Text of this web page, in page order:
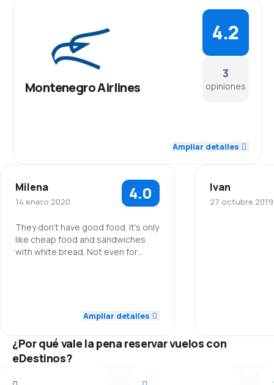
Montenegro Airlines
3
opiniones
4.2
Red de conexiones
Precio del billete
Comodidad de viaje
Ampliar detalles
Milena
14 enero 2020 4.0
They don’t have good food. It’s only
like cheap food and sandwiches
with white bread. Not even for
5.0
Red de conexiones 5.0
Ampliar detalles
Ivan
27 octubre 2019
¿Por qué vale la pena reservar vuelos con
eDestinos?